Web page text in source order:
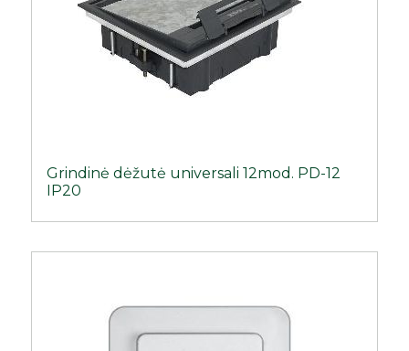
Grindinė dėžutė universali 12mod. PD-12
IP20